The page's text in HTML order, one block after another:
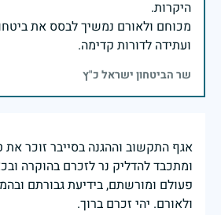
מכוחם ולאורם נמשיך לבסס את
ועתידה לדורות קדימה.
שר הביטחון ישראל כ"ץ
אגף התקשוב וההגנה בסייבר זוכר את
ומתכבד להדליק נר לזכרם בהוקרה
פעולם ומורשתם, בידיעת גבורתם
ולאורם. יהי זכרם ברוך.